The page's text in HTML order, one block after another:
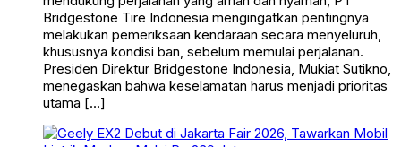
Bridgestone Tire Indonesia mengingatkan pentingnya
melakukan pemeriksaan kendaraan secara menyeluruh,
khususnya kondisi ban, sebelum memulai perjalanan.
Presiden Direktur Bridgestone Indonesia, Mukiat Sutikno,
menegaskan bahwa keselamatan harus menjadi prioritas
utama […]